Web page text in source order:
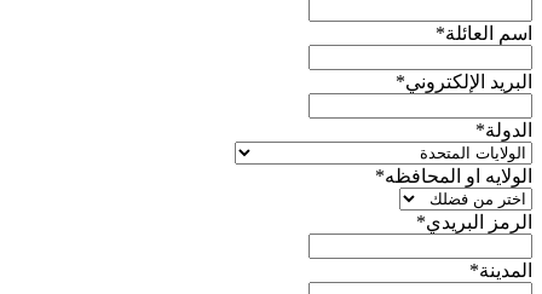
اسم العائلة*
البريد الإلكتروني*
الدولة*
الولايه او المحافظه*
الرمز البريدي*
المدينة*